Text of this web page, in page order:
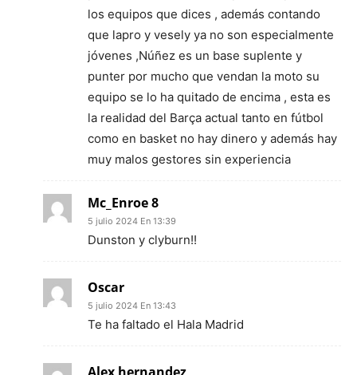
los equipos que dices , además contando
que lapro y vesely ya no son especialmente
jóvenes ,Núñez es un base suplente y
punter por mucho que vendan la moto su
equipo se lo ha quitado de encima , esta es
la realidad del Barça actual tanto en fútbol
como en basket no hay dinero y además hay
muy malos gestores sin experiencia
Mc_Enroe 8
5 julio 2024 En 13:39
Dunston y clyburn!!
Oscar
5 julio 2024 En 13:43
Te ha faltado el Hala Madrid